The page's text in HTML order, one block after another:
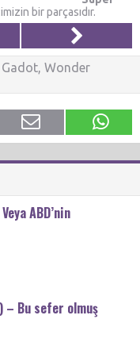
bir parçasıdır.
Gadot, Wonder
ABD’nin
– Bu sefer olmuş